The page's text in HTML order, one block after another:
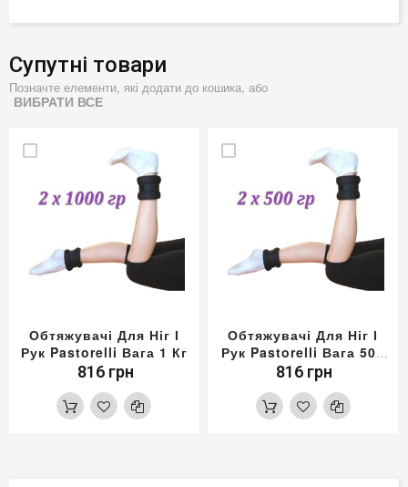
Супутні товари
Позначте елементи, які додати до кошика, або
ВИБРАТИ ВСЕ
Обтяжувачі Для Ніг І
Рук Pastorelli Вага 1 Кг
816 грн
Обтяжувачі Для Ніг І
Рук Pastorelli Вага 500
Гр
816 грн